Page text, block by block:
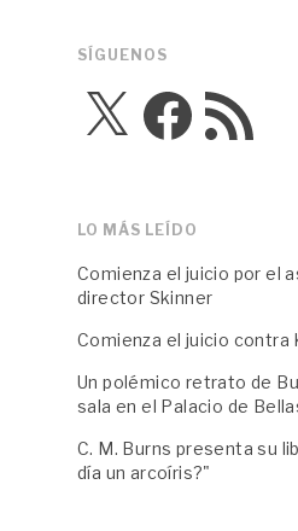
SÍGUENOS
X FacebookFeed
RSS
LO MÁS LEÍDO
Comienza el juicio por el
director Skinner
Comienza el juicio contra
Un polémico retrato de
sala en el Palacio de
C. M. Burns presenta su
día un arcoíris?"